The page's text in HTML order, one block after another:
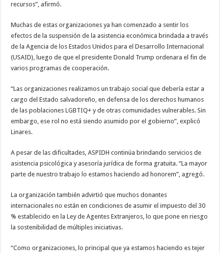
recursos”, afirmó.
Muchas de estas organizaciones ya han comenzado a sentir los
efectos de la suspensión de la asistencia económica brindada a través
de la Agencia de los Estados Unidos para el Desarrollo Internacional
(USAID), luego de que el presidente Donald Trump ordenara el fin de
varios programas de cooperación.
“Las organizaciones realizamos un trabajo social que debería estar a
cargo del Estado salvadoreño, en defensa de los derechos humanos
de las poblaciones LGBTIQ+ y de otras comunidades vulnerables. Sin
embargo, ese rol no está siendo asumido por el gobierno”, explicó
Linares.
A pesar de las dificultades, ASPIDH continúa brindando servicios de
asistencia psicológica y asesoría jurídica de forma gratuita. “La mayor
parte de nuestro trabajo lo estamos haciendo ad honorem”, agregó.
La organización también advirtió que muchos donantes
internacionales no están en condiciones de asumir el impuesto del 30
% establecido en la Ley de Agentes Extranjeros, lo que pone en riesgo
la sostenibilidad de múltiples iniciativas.
“Como organizaciones, lo principal que ya estamos haciendo es tejer